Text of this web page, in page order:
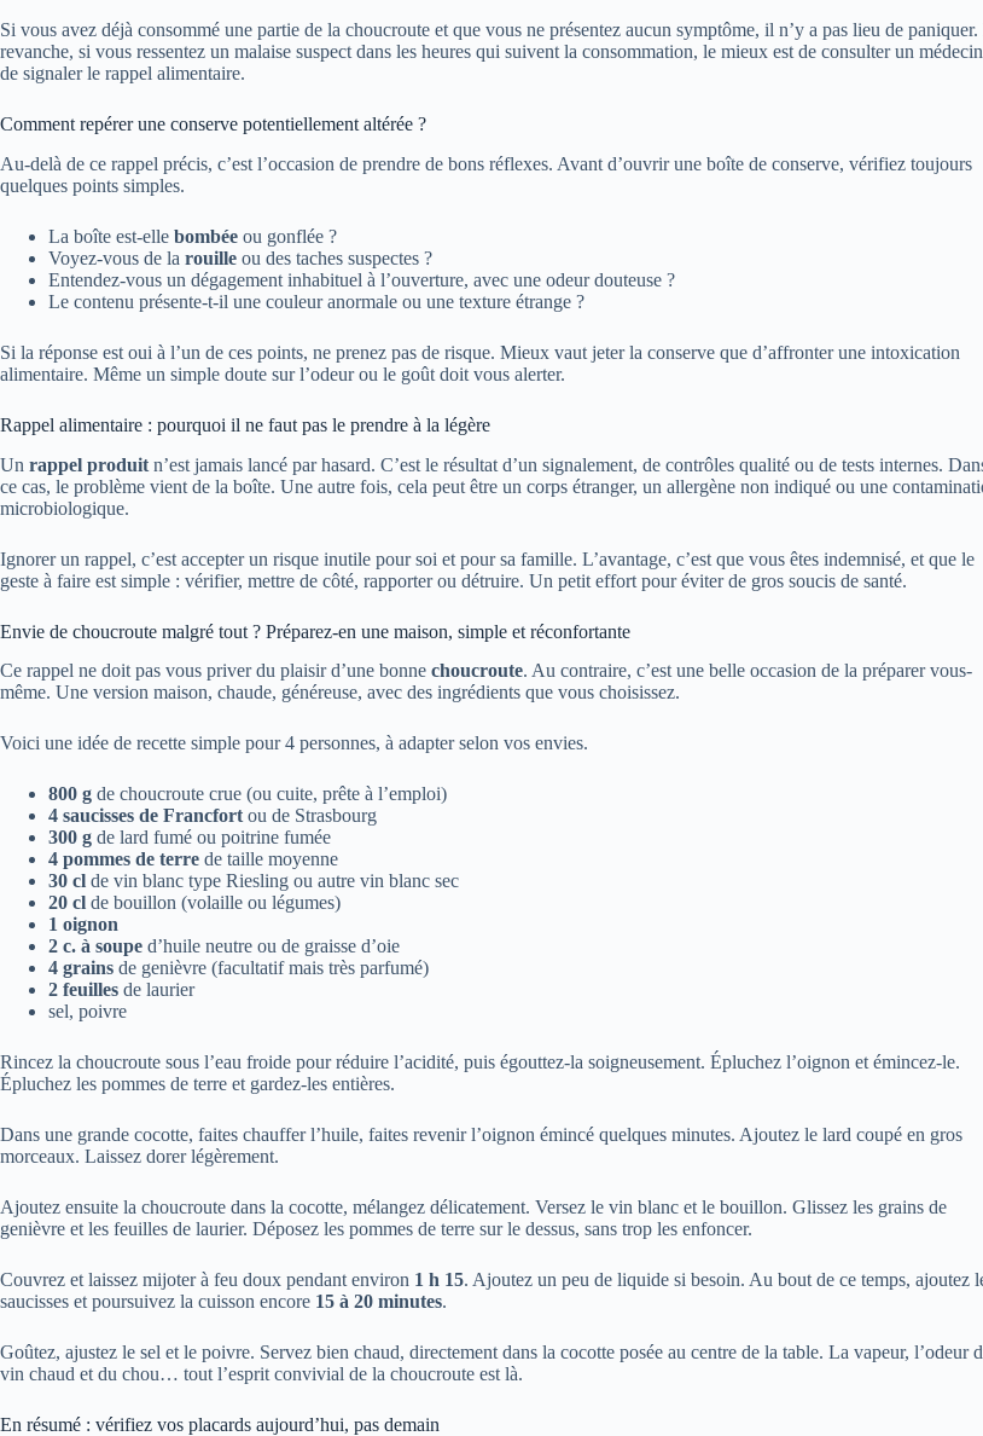
Si vous avez déjà consommé une partie de la choucroute et que vous ne présentez aucun symptôme, il n’y a pas lieu de paniquer.
revanche, si vous ressentez un malaise suspect dans les heures qui suivent la consommation, le mieux est de consulter un
de signaler le rappel alimentaire.
Comment repérer une conserve potentiellement altérée ?
Au-delà de ce rappel précis, c’est l’occasion de prendre de bons réflexes. Avant d’ouvrir une boîte de conserve, vérifiez toujours
quelques points simples.
La boîte est-elle bombée ou gonflée ?
Voyez-vous de la rouille ou des taches suspectes ?
Entendez-vous un dégagement inhabituel à l’ouverture, avec une odeur douteuse ?
Le contenu présente-t-il une couleur anormale ou une texture étrange ?
Si la réponse est oui à l’un de ces points, ne prenez pas de risque. Mieux vaut jeter la conserve que d’affronter une intoxication
alimentaire. Même un simple doute sur l’odeur ou le goût doit vous alerter.
Rappel alimentaire : pourquoi il ne faut pas le prendre à la légère
Un rappel produit n’est jamais lancé par hasard. C’est le résultat d’un signalement, de contrôles qualité ou de tests internes.
ce cas, le problème vient de la boîte. Une autre fois, cela peut être un corps étranger, un allergène non indiqué ou une
microbiologique.
Ignorer un rappel, c’est accepter un risque inutile pour soi et pour sa famille. L’avantage, c’est que vous êtes indemnisé, et que le
geste à faire est simple : vérifier, mettre de côté, rapporter ou détruire. Un petit effort pour éviter de gros soucis de santé.
Envie de choucroute malgré tout ? Préparez-en une maison, simple et réconfortante
Ce rappel ne doit pas vous priver du plaisir d’une bonne choucroute. Au contraire, c’est une belle occasion de la préparer vous-
même. Une version maison, chaude, généreuse, avec des ingrédients que vous choisissez.
Voici une idée de recette simple pour 4 personnes, à adapter selon vos envies.
800 g de choucroute crue (ou cuite, prête à l’emploi)
4 saucisses de Francfortou de Strasbourg
300 g de lard fumé ou poitrine fumée
4 pommes de terre de taille moyenne
30 cl de vin blanc type Riesling ou autre vin blanc sec
20 cl de bouillon (volaille ou légumes)
1 oignon
2 c. à soupe d’huile neutre ou de graisse d’oie
4 grains de genièvre (facultatif mais très parfumé)
2 feuilles de laurier
sel, poivre
Rincez la choucroute sous l’eau froide pour réduire l’acidité, puis égouttez-la soigneusement. Épluchez l’oignon et émincez-le.
Épluchez les pommes de terre et gardez-les entières.
Dans une grande cocotte, faites chauffer l’huile, faites revenir l’oignon émincé quelques minutes. Ajoutez le lard coupé en gros
morceaux. Laissez dorer légèrement.
Ajoutez ensuite la choucroute dans la cocotte, mélangez délicatement. Versez le vin blanc et le bouillon. Glissez les grains de
genièvre et les feuilles de laurier. Déposez les pommes de terre sur le dessus, sans trop les enfoncer.
Couvrez et laissez mijoter à feu doux pendant environ 1 h 15. Ajoutez un peu de liquide si besoin. Au bout de ce temps, ajoutez
saucisses et poursuivez la cuisson encore 15 à 20 minutes.
Goûtez, ajustez le sel et le poivre. Servez bien chaud, directement dans la cocotte posée au centre de la table. La vapeur, l’odeur
vin chaud et du chou… tout l’esprit convivial de la choucroute est là.
En résumé : vérifiez vos placards aujourd’hui, pas demain